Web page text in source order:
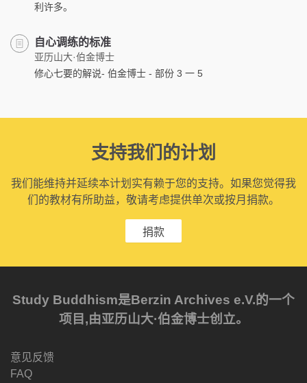
利许多。
自心调练的标准
亚历山大·伯金博士
修心七要的解说- 伯金博士 - 部份 3 一 5
支持我们的计划
我们能维持并延续本计划实有赖于您的支持。如果您觉得我
们的教材有所助益，敬请考虑提供单次或按月捐款。
捐款
Study Buddhism是Berzin Archives e.V.的一个
项目,由亚历山大·伯金博士创立。
意见反馈
FAQ